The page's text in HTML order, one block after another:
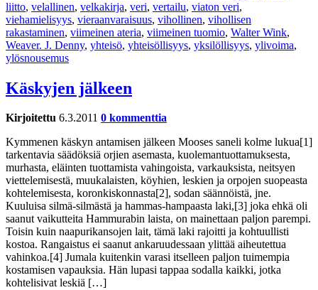
liitto, velallinen, velkakirja, veri, vertailu, viaton veri,
viehamielisyys, vieraanvaraisuus, vihollinen, vihollisen
rakastaminen, viimeinen ateria, viimeinen tuomio, Walter Wink,
Weaver. J. Denny, yhteisö, yhteisöllisyys, yksilöllisyys, ylivoima,
ylösnousemus
Käskyjen jälkeen
Kirjoitettu 6.3.2011 0 kommenttia
Kymmenen käskyn antamisen jälkeen Mooses saneli kolme lukua[1]
tarkentavia säädöksiä orjien asemasta, kuolemantuottamuksesta,
murhasta, eläinten tuottamista vahingoista, varkauksista, neitsyen
viettelemisestä, muukalaisten, köyhien, leskien ja orpojen suopeasta
kohtelemisesta, koronkiskonnasta[2], sodan säännöistä, jne.
Kuuluisa silmä-silmästä ja hammas-hampaasta laki,[3] joka ehkä oli
saanut vaikutteita Hammurabin laista, on mainettaan paljon parempi.
Toisin kuin naapurikansojen lait, tämä laki rajoitti ja kohtuullisti
kostoa. Rangaistus ei saanut ankaruudessaan ylittää aiheutettua
vahinkoa.[4] Jumala kuitenkin varasi itselleen paljon tuimempia
kostamisen vapauksia. Hän lupasi tappaa sodalla kaikki, jotka
kohtelisivat leskiä […]